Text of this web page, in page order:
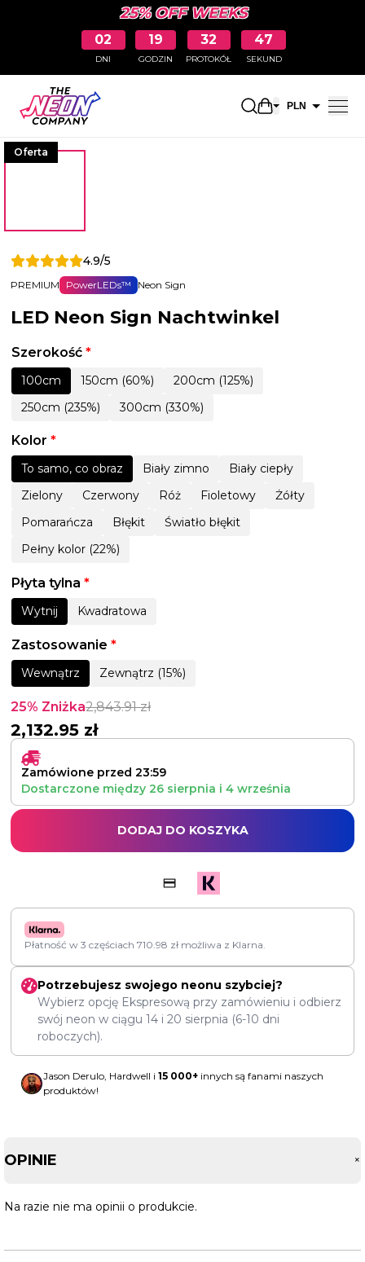
25% OFF WEEKS
02
DNI
19
GODZIN
32
PROTOKÓŁ
46
SEKUND
Otwarty koszyk
PLN
Oferta
4.9/5
PREMIUM PowerLEDs™ Neon Sign
LED Neon Sign Nachtwinkel
Szerokość *
100cm 150cm (60%)
200cm (125%)
250cm (235%)
300cm (330%)
Kolor *
To samo, co obraz Biały zimno
Biały ciepły
Zielony
Czerwony Róż Fioletowy
Żółty
Pomarańcza
Błękit
Światło błękit
Pełny kolor (22%)
Płyta tylna *
Wytnij Kwadratowa
Zastosowanie *
Wewnątrz Zewnątrz (15%)
25% Zniżka2,843.91zł
2,132.95 zł
Zamówione przed 23:59
Dostarczone między 26 sierpnia i 4 września
DODAJ DO KOSZYKA
Płatność w 3 częściach 710.98 zł możliwa z Klarna.
Potrzebujesz swojego neonu szybciej?
Wybierz opcję Ekspresową przy zamówieniu i odbierz
swój neon w ciągu 14 i 20 sierpnia (6-10 dni
roboczych).
Jason Derulo, Hardwell i 15 000+ innych są fanami naszych
produktów!
OPINIE +
Na razie nie ma opinii o produkcie.